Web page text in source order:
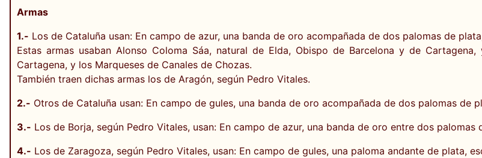
Armas
1.- Los de Cataluña usan: En campo de azur, una banda de oro acompañada de dos palomas de
Estas armas usaban Alonso Coloma Sáa, natural de Elda, Obispo de Barcelona y de
Cartagena, y los Marqueses de Canales de Chozas.
También traen dichas armas los de Aragón, según Pedro Vitales.
2.- Otros de Cataluña usan: En campo de gules, una banda de oro acompañada de dos palomas
3.- Los de Borja, según Pedro Vitales, usan: En campo de azur, una banda de oro entre dos palomas
4.- Los de Zaragoza, según Pedro Vitales, usan: En campo de gules, una paloma andante de plata,